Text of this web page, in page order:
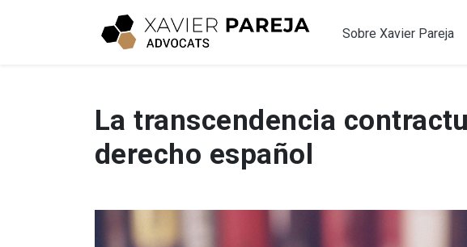
Sobre Xavier Pareja
La transcendencia
derecho español